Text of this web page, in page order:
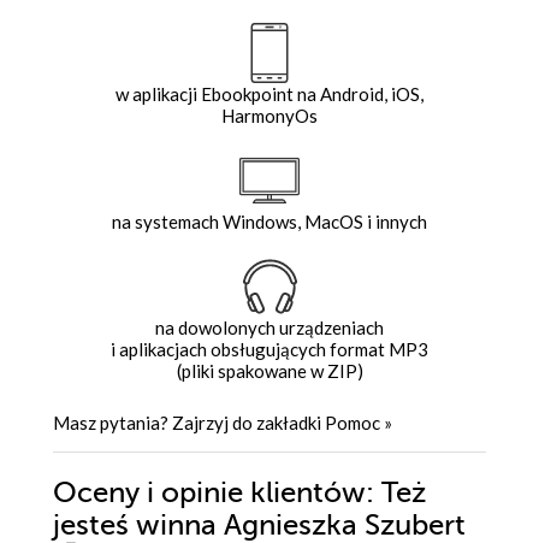
w aplikacji Ebookpoint na Android, iOS,
HarmonyOs
na systemach Windows, MacOS i innych
na dowolonych urządzeniach
i aplikacjach obsługujących format MP3
(pliki spakowane w ZIP)
Masz pytania? Zajrzyj do zakładki Pomoc »
Oceny i opinie klientów: Też
jesteś winna Agnieszka Szubert